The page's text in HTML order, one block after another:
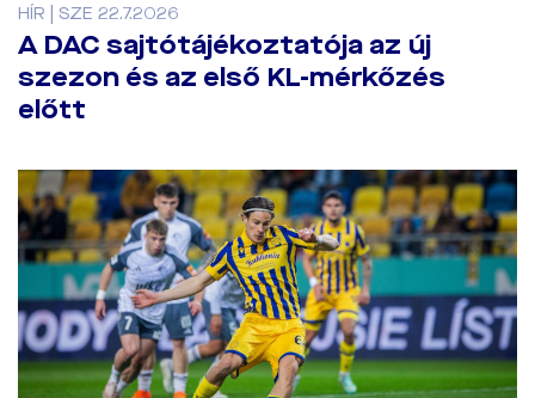
HÍR | SZE 22.7.2026
A DAC sajtótájékoztatója az új
szezon és az első KL-mérkőzés
előtt